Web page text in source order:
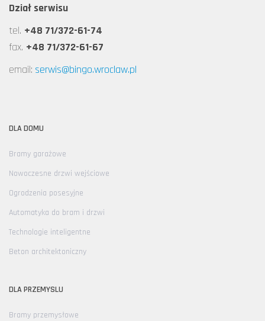
Dział serwisu
tel. +48 71/372-61-74
fax. +48 71/372-61-67
email: serwis@bingo.wroclaw.pl
DLA DOMU
Bramy garażowe
Nowoczesne drzwi wejściowe
Ogrodzenia posesyjne
Automatyka do bram i drzwi
Technologie inteligentne
Beton architektoniczny
DLA PRZEMYSLU
Bramy przemysłowe